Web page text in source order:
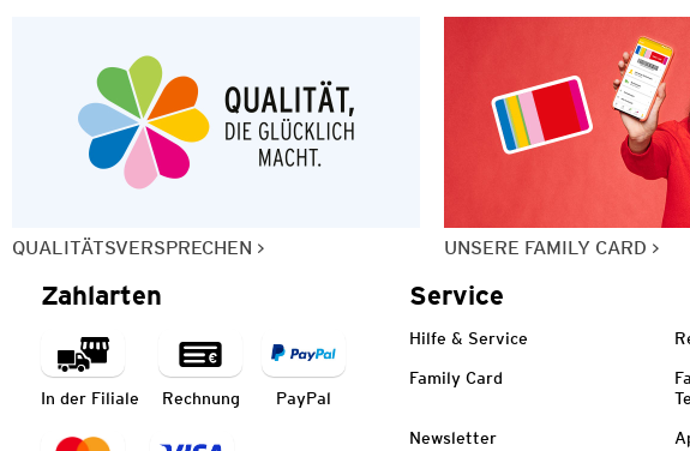
QUALITÄTSVERSPRECHEN UNSERE FAMILY CARD
Zahlarten
In der Filiale Rechnung PayPal
Service
Hilfe & Service
Family Card
Newsletter